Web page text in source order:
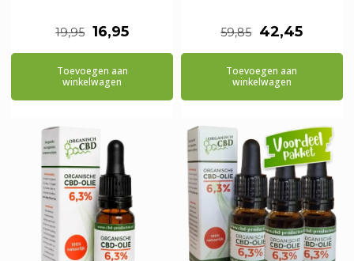
19,95 Oorspronkelijke
prijs
was:
16,95Huidige
prijs
Toevoegen aan
winkelwagen
59,85
prijs
was:
42,45
prijs
Toevoegen aan
winkelwagen